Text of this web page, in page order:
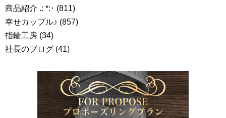
商品紹介 .: *:･ (811)
幸せカップル♪ (857)
指輪工房 (34)
社長のブログ (41)